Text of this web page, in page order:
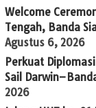
Welcome
Tengah, Banda
Agustus 6, 2026
Perkuat
Sail
2026